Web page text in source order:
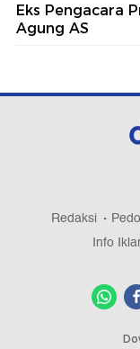
Eks Pengacara
Agung AS
Redaksi
Info